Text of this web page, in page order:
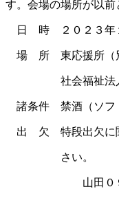
す。会場の場所が以前
日 時 ２０２３年
場 所 東応援所（別
社会福祉法人
諸条件 禁酒（ソフ
出 欠 特段出欠に関
さ い。
山田０９０－
早稲田ス